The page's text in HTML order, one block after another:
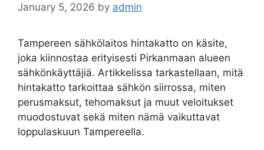
January 5, 2026 by admin
Tampereen sähkölaitos hintakatto on käsite,
joka kiinnostaa erityisesti Pirkanmaan alueen
sähkönkäyttäjiä. Artikkelissa tarkastellaan, mitä
hintakatto tarkoittaa sähkön siirrossa, miten
perusmaksut, tehomaksut ja muut veloitukset
muodostuvat sekä miten nämä vaikuttavat
loppulaskuun Tampereella.